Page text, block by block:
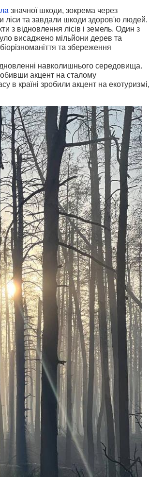
значної шкоди, зокрема через
ліси та завдали шкоди здоров'ю людей.
з відновлення лісів і земель. Один з
висаджено мільйони дерев та
та збереження
навколишнього середовища.
акцент на сталому
в країні зробили акцент на екотуризмі,